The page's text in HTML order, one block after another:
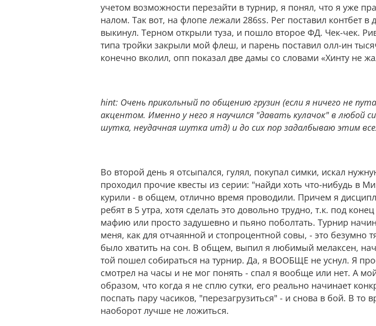
учетом возможности перезайти в турнир, я понял, что я уже
налом. Так вот, на флопе лежали 286ss. Рег поставил контбет в
выкинул. Терном открыли туза, и пошло второе ФД. Чек-чек.
типа тройки закрыли мой флеш, и парень поставил олл-ин
конечно вколил, опп показал две дамы со словами «Хинту не
hint: Очень прикольный по общению грузин (если я ничего не
акцентом. Именно у него я научился "давать кулачок" в любой
шутка, неудачная шутка итд) и до сих пор задалбываю этим
Во второй день я отсыпался, гулял, покупал симки, искал
проходил прочие квесты из серии: "найди хоть что-нибудь в
курили - в общем, отлично время проводили. Причем я
ребят в 5 утра, хотя сделать это довольно трудно, т.к. под
мафию или просто задушевно и пьяно поболтать. Турнир
меня, как для отчаянной и стопроцентной совы, - это безумно
было хватить на сон. В общем, выпил я любимый мелаксен,
той пошел собираться на турнир. Да, я ВООБЩЕ не уснул. Я
смотрел на часы и не мог понять - спал я вообще или нет. А
образом, что когда я не сплю сутки, его реально начинает
поспать пару часиков, "перезагрузиться" - и снова в бой. В то
наоборот лучше не ложиться.